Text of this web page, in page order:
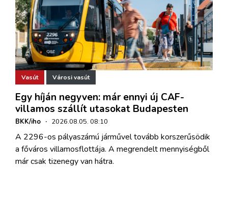
Vasút Városi vasút
Egy híján negyven: már ennyi új CAF-
villamos szállít utasokat Budapesten
BKK/iho · 2026.08.05. 08:10
A 2296-os pályaszámú járművel tovább korszerűsödik
a főváros villamosflottája. A megrendelt mennyiségből
már csak tizenegy van hátra.